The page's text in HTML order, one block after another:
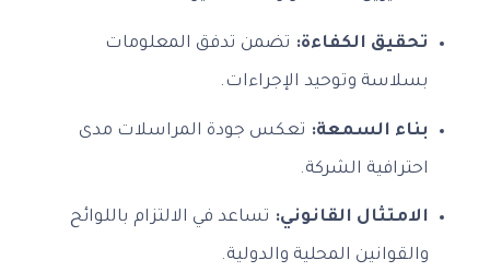
تحقيق الكفاءة: تضمن تدفق المعلومات
بسلاسة وتوحيد الإجراءات.
بناء السمعة: تعكس جودة المراسلات مدى
احترافية الشركة.
الامتثال القانوني: تساعد في الالتزام باللوائح
والقوانين المحلية والدولية.